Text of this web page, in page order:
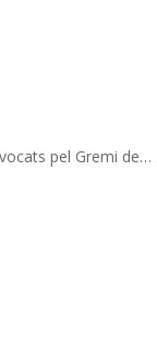
pel Gremi de…